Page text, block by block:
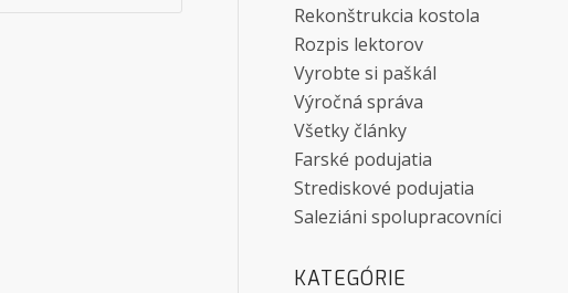
Rekonštrukcia kostola
Rozpis lektorov
Vyrobte si paškál
Výročná správa
Všetky články
Farské podujatia
Strediskové podujatia
Saleziáni spolupracovníci
KATEGÓRIE